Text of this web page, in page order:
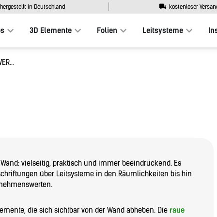
hergestellt in Deutschland kostenloser
3D Elemente Folien Leitsysteme
vielseitig, praktisch und immer beeindruckend. Es
über Leitsysteme in den Räumlichkeiten bis hin
die sich sichtbar von der Wand abheben. Die raue